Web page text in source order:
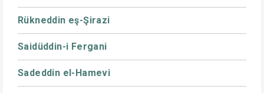
Rükneddin eş-Şirazi
Saidüddin-i Fergani
Sadeddin el-Hamevi